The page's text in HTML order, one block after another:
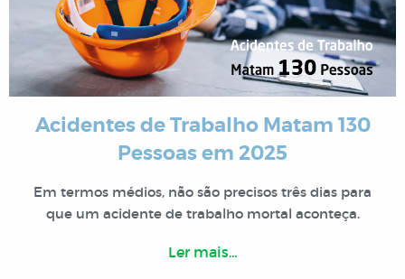
Acidentes de Trabalho Matam 130
Pessoas em 2025
Em termos médios, não são precisos três dias para
que um acidente de trabalho mortal aconteça.
Ler mais...